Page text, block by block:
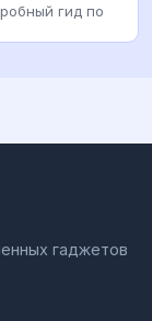
гид по
гаджетов